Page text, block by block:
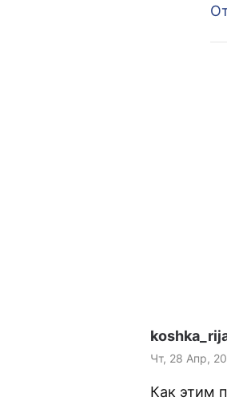
Чт, 28 Апр,
Как этим